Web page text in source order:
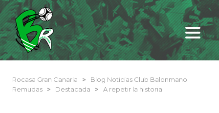
Rocasa Gran Canaria >
Blog Noticias Club Balonmano
Remudas
> Destacada > A repetir la historia